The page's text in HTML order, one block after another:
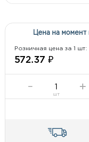
Цена на момент
Розничная цена за 1 шт:
572.37 ₽
шт